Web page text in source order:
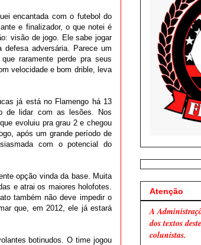
encantada com o futebol do
e finalizador, o que notei é
visão de jogo. Ele sabe jogar
adversária. Parece um
raramente perde pra seus
velocidade e bom drible, leva
já está no Flamengo há 13
de lidar com as lesões. Nos
evoluiu pra grau 2 e chegou
após um grande período de
com o potencial do
opção vinda da base. Muita
e atrai os maiores holofotes.
também não deve impedir o
que, em 2012, ele já estará
botinudos. O time jogou
Atenção
A
dos textos
colunistas.